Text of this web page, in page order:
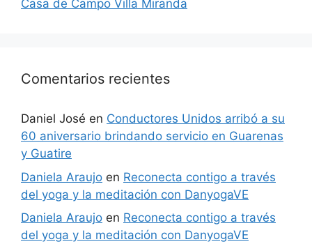
Casa de Campo Villa Miranda
Comentarios recientes
Daniel José en Conductores Unidos arribó a su
60 aniversario brindando servicio en Guarenas
y Guatire
Daniela Araujo en Reconecta contigo a través
del yoga y la meditación con DanyogaVE
Daniela Araujo en Reconecta contigo a través
del yoga y la meditación con DanyogaVE